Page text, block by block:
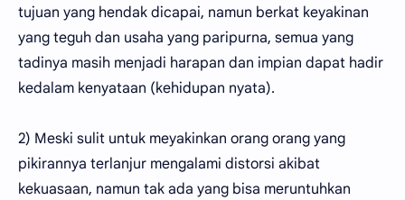
tujuan yang hendak dicapai, namun berkat keyakinan
yang teguh dan usaha yang paripurna, semua yang
tadinya masih menjadi harapan dan impian dapat hadir
kedalam kenyataan (kehidupan nyata).
2) Meski sulit untuk meyakinkan orang orang yang
pikirannya terlanjur mengalami distorsi akibat
kekuasaan, namun tak ada yang bisa meruntuhkan